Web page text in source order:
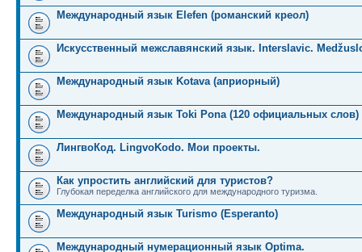
Международный язык Elefen (романский креол)
Искусственный межславянский язык. Interslavic.
Международный язык Kotava (априорный)
Международный язык Toki Pona (120 официальных слов)
ЛингвоКод. LingvoKodo. Мои проекты.
Как упростить английский для туристов?
Глубокая переделка английского для международного туризма.
Международный язык Turismo (Esperanto)
Международный нумерационный язык Optima.